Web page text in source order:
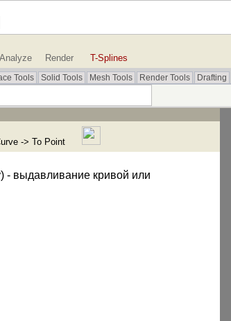
Tools Solid Tools Mesh Tools Render Tools Drafting
Analyze Render T-Splines
-> To Point
- выдавливание кривой или